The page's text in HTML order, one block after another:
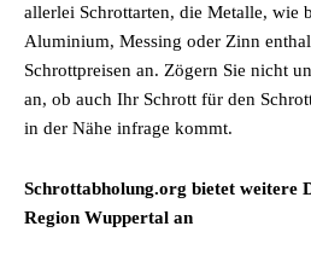
allerlei Schrottarten, die Metalle, wie
Aluminium, Messing oder Zinn
Schrottpreisen an. Zögern Sie nicht
an, ob auch Ihr Schrott für den
in der Nähe infrage kommt.
Schrottabholung.org bietet weitere
Region Wuppertal an